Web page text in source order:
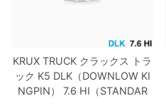
KRUX TRUCK クラックス
トラ
ック K5 DLK（DOWNLOW KI
NGPIN）
7.6 HI（STANDAR